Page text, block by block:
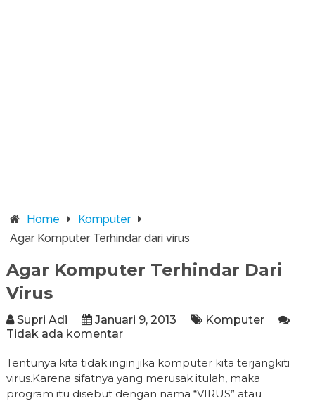
Home
Komputer
Agar Komputer Terhindar dari virus
Agar Komputer Terhindar Dari
Virus
Supri Adi Januari 9, 2013
Komputer
Tidak ada komentar
Tentunya kita tidak ingin jika komputer kita terjangkiti
virus.Karena sifatnya yang merusak itulah, maka
program itu disebut dengan nama “VIRUS” atau